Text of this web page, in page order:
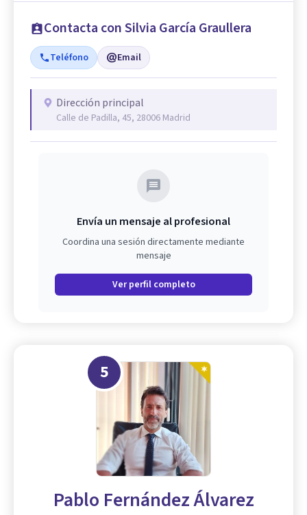
Contacta con Silvia García Graullera
Teléfono Email
Dirección principal
Calle de Padilla, 45, 28006 Madrid
Envía un mensaje al profesional
Coordina una sesión directamente mediante
mensaje
Ver perfil completo
5
Pablo Fernández Álvarez